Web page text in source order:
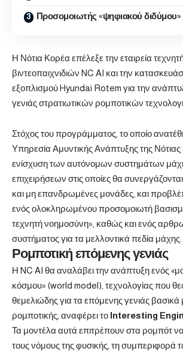
Προσομοιωτής «ψηφιακού διδύμου»
Η Νότια Κορέα επέλεξε την εταιρεία
βιντεοπαιχνιδιών NC AI και την
εξοπλισμού Hyundai Rotem για την
γενιάς στρατιωτικών ρομποτικών
Στόχος του προγράμματος, το οποίο
Υπηρεσία Αμυντικής Ανάπτυξης της Νότιας
ενίσχυση των αυτόνομων συστημάτων
επιχειρήσεων στις οποίες θα
και μη επανδρωμένες μονάδες, και
ενός ολοκληρωμένου προσομοιωτή
τεχνητή νοημοσύνη», καθώς και ενός
συστήματος για τα μελλοντικά πεδία μάχης.
Ρομποτική επόμενης γενιάς
Η NC AI θα αναλάβει την ανάπτυξη ενός
κόσμου» (world model), τεχνολογίας που
θεμελιώδης για τα επόμενης γενιάς βασικά
ρομποτικής, αναφέρει το Interesting
Τα μοντέλα αυτά επιτρέπουν στα ρομπότ
τους νόμους της φυσικής, τη συμπεριφορά